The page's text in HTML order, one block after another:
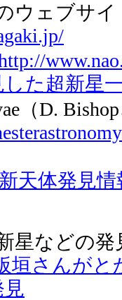
ウェブサイ
した超新星
（D.
新天体発見情
星などの発
垣さんがと
見